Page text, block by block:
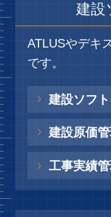
建設
ATLUSやデキ
です。
建設ソフ
建設原価
工事実績